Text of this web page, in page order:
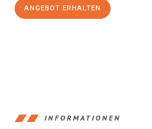
ANGEBOT ERHALTEN
INFORMATIONEN